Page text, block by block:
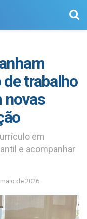
trabalho
novas
em
e acompanhar
de 2026